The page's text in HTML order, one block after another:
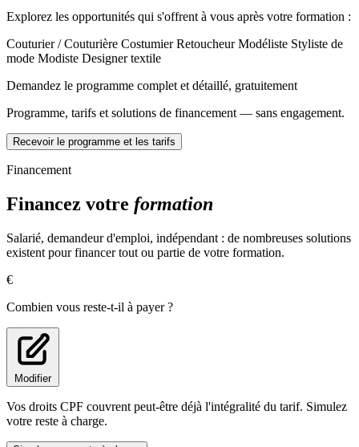
recherches
Concevoir un CV et une lettre de motivation
Préparer et effectuer un entretien
Construire stratégiquement sa carrière professionnelle
Définir son projet professionnel et commencer ses recherches
Concevoir un CV et une lettre de motivation
Préparer et effectuer un entretien
Construire stratégiquement sa carrière professionnelle
Analyse d'exploitation de données esthétiques et techniques :
150h (12 semaines)
Lire, décoder, sélectionner et classer les informations
d'une proposition
Obtention des formes
Obtention des formes
Participer à la construction des éléments du modèle
Patrons et patronnage
Transformation de patron
Explorez les opportunités qui s'offrent à vous après votre formation :
Couturier / Couturière Costumier Retoucheur Modéliste Styliste de
mode Modiste Designer textile
Demandez le programme complet et détaillé, gratuitement
Programme, tarifs et solutions de financement — sans engagement.
Recevoir le programme et les tarifs
Financement
Financez votre formation
Salarié, demandeur d'emploi, indépendant : de nombreuses solutions
existent pour financer tout ou partie de votre formation.
€
Combien vous reste-t-il à payer ?
Modifier
Vos droits CPF couvrent peut-être déjà l'intégralité du tarif. Simulez
votre reste à charge.